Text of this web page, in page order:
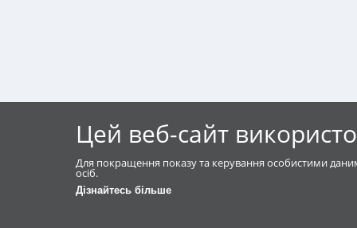
Цей веб-сайт
Для покращення показу та керування особистими
осіб.
Дізнайтесь більше